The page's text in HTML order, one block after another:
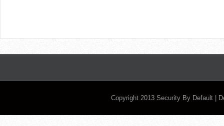
Copyright 2013 Security By Default |